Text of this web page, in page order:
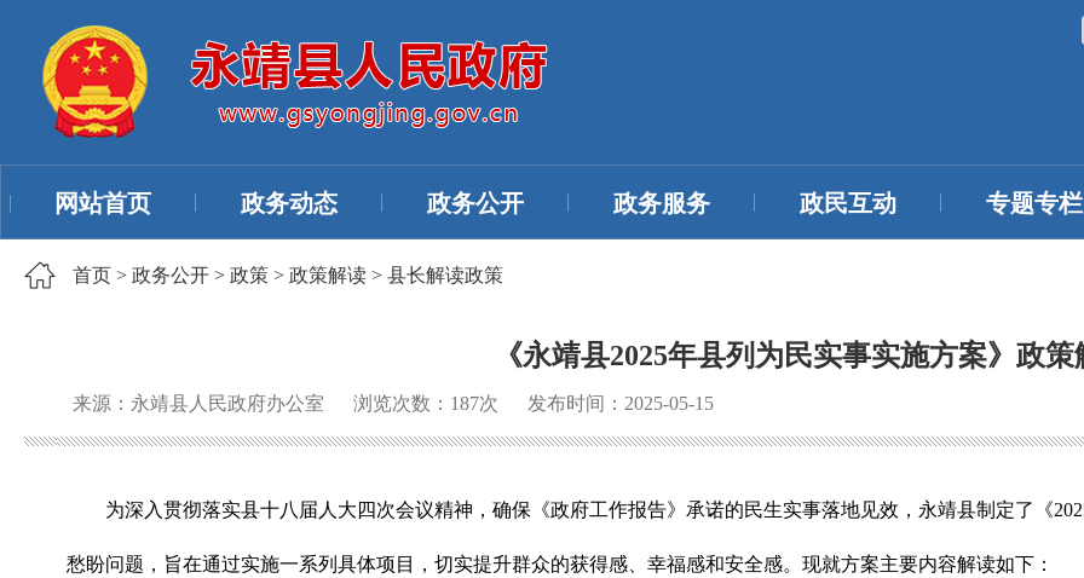
网站首页 政务动态 政务公开 政务服务 政民互动 专题专栏
首页 > 政务公开 > 政策 > 政策解读 > 县长解读政策
《永靖县2025年县列为民实事实施方案》政策
来源：永靖县人民政府办公室 浏览次数： 187次 发布时间：2025-05-15
为深入贯彻落实县十八届人大四次会议精神，确保《政府工作报告》承诺的民生实事落地见效，永靖县制定了《
愁盼问题，旨在通过实施一系列具体项目，切实提升群众的获得感、幸福感和安全感。现就方案主要内容解读如下：